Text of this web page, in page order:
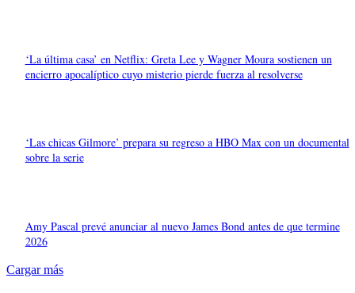
‘La última casa’ en Netflix: Greta Lee y Wagner Moura sostienen un
encierro apocalíptico cuyo misterio pierde fuerza al resolverse
‘Las chicas Gilmore’ prepara su regreso a HBO Max con un documental
sobre la serie
Amy Pascal prevé anunciar al nuevo James Bond antes de que termine
2026
Cargar más